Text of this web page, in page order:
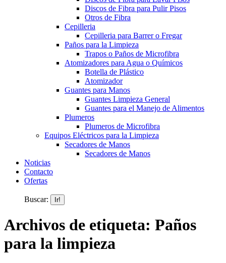
Discos de Fibra para Pulir Pisos
Otros de Fibra
Cepilleria
Cepilleria para Barrer o Fregar
Paños para la Limpieza
Trapos o Paños de Microfibra
Atomizadores para Agua o Químicos
Botella de Plástico
Atomizador
Guantes para Manos
Guantes Limpieza General
Guantes para el Manejo de Alimentos
Plumeros
Plumeros de Microfibra
Equipos Eléctricos para la Limpieza
Secadores de Manos
Secadores de Manos
Noticias
Contacto
Ofertas
Buscar:
Archivos de etiqueta: Paños
para la limpieza